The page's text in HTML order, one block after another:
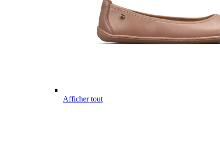
Afficher tout